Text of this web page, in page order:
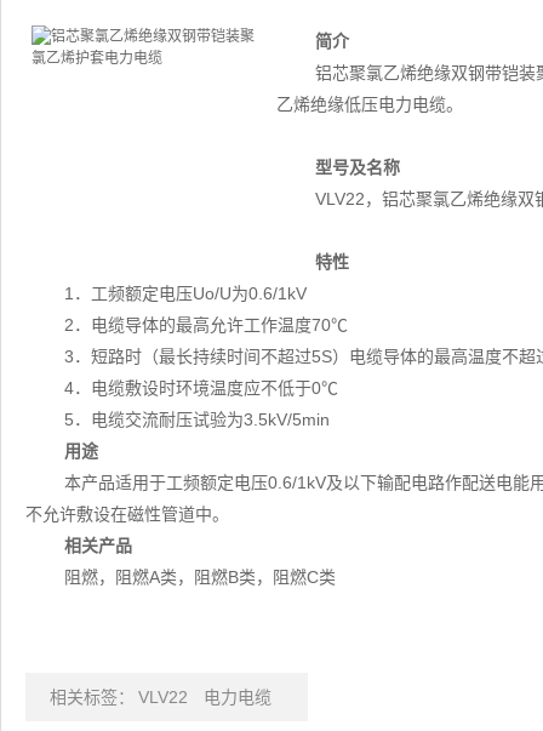
简介
铝芯聚氯乙烯绝缘双钢带铠
乙烯绝缘低压电力电缆。
型号及名称
VLV22，铝芯聚氯乙烯绝缘
特性
1．工频额定电压Uo/U为0.6/1kV
2．电缆导体的最高允许工作温度70℃
3．短路时（最长持续时间不超过5S）电缆导体的最高温度不
4．电缆敷设时环境温度应不低于0℃
5．电缆交流耐压试验为3.5kV/5min
用途
本产品适用于工频额定电压0.6/1kV及以下输配电路作配送电
不允许敷设在磁性管道中。
相关产品
阻燃，阻燃A类，阻燃B类，阻燃C类
相关标签： VLV22 电力电缆